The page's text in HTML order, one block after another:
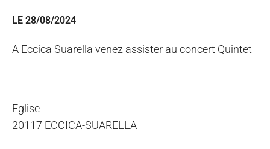
LE 28/08/2024
A Eccica Suarella venez assister au concert Quintet
Eglise
20117 ECCICA-SUARELLA